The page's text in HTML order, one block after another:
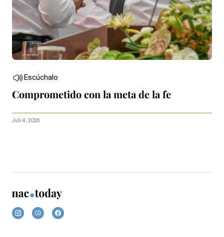
Escúchalo
Comprometido con la meta de la fe
Juli 4, 2026